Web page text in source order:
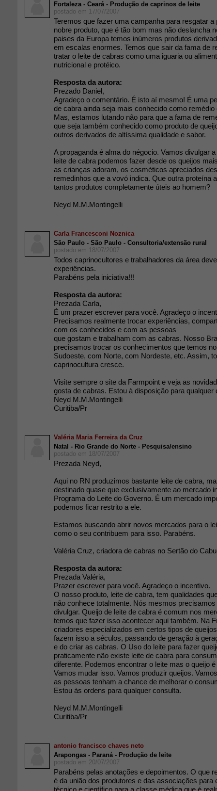
Fortaleza - Ceará - Produção de caprinos de leite
postado em 17/07/2007
Teremos que fazer uma campanha para resgatar a
nobre produto, que é tão bom mas não deslancha
paises da Europa temos inúmeros produtos
em escalas enormes. Temos que sair da fama de
tratar o leite de cabras como uma iguaria ou
nutricional e protéico.
Resposta da autora:
Prezado Daniel,
Agradeço o comentário. É isto aí mesmo! É uma
de cabra ainda seja mais conhecido como remédio
Mas, estamos lutando não para que a fama de
que seja também conhecido como produto de
outros derivados de altíssima qualidade e sabor.
A propaganda é alma do négocio. Vamos divulgar
leite de cabra podemos fazer desde os queijos
as crianças adoram, os cosméticos apreciados
remedinhos que a vovó indica. Que outra proteína
tantos produtos completamente úteis ao homem?
Neyd M.M.Montingelli
Carla Francesconi Noznica
São Paulo - São Paulo - Consultoria/extensão rural
postado em 18/07/2007
Todos caprinocultores e trabalhadores da área
experiências.
Parabéns pela iniciativa!!!
Resposta da autora:
Prezada Carla,
É um prazer escrever para você. Agradeço o
Precisamos realmente trocar experiências,
com os conhecidos e com as pessoas
que gostam e trabalham com as cabras. Nosso
precisamos trocar os conhecimentos que temos
Sudoeste, com Norte, com Nordeste, etc. Assim,
caprinocultura cresce.
Visite sempre o site da Farmpoint e veja as
gosta de cabras. Estou à disposição para qualquer
Neyd M.M.Montingelli
Curitiba/Pr
Valéria Maria Ferreira da Cruz
Natal - Rio Grande do Norte - Pesquisa/ensino
postado em 18/07/2007
Prezada Neyd,
Aqui no RN produzimos bastante leite de cabra,
destinado quase que exclusivamente ao mercado
Programa do Leite do Governo. É um mercado
podemos ficar restrito a ele.
Estamos buscando abrir novos mercados para o
como o seu contribuem para isso. Parabéns.
Valéria Cruz, criadora de cabras no Sertão do
Resposta da autora:
Prezada Valéria,
Prazer escrever para você. Agradeço o incentivo.
O nosso produto, leite de cabra, tem qualidades
não conhece totalmente. Nós mesmos
divulgar. Queijo de leite de cabra é comum nos
temos que fazer isso acontecer aqui também. Na
criadores especializados em certos tipos de
fazem isso a séculos, passando de geração à
e do criar as cabras. O Uso do leite para fazer
praticamente não existe leite de cabra para
diferente. Podemos encontrar o leite mas o queijo
Vamos mudar isso. Vamos produzir queijos.
as pessoas tenham a chance de melhorar o
Estou às ordens para qualquer consulta.
Neyd M.M.Montingelli
Curitiba/Pr
antonio francisco chaves neto
Arapongas - Paraná - Produção de leite
postado em 20/07/2007
Parabéns pelas anotações e depoimentos. O que
é da união dos produtores e das associações para
técnico e científico para a classe médica que é